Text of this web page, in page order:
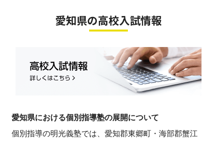
愛知県の高校入試情報
愛知県における個別指導塾の展開について
個別指導の明光義塾では、愛知郡東郷町・海部郡蟹江